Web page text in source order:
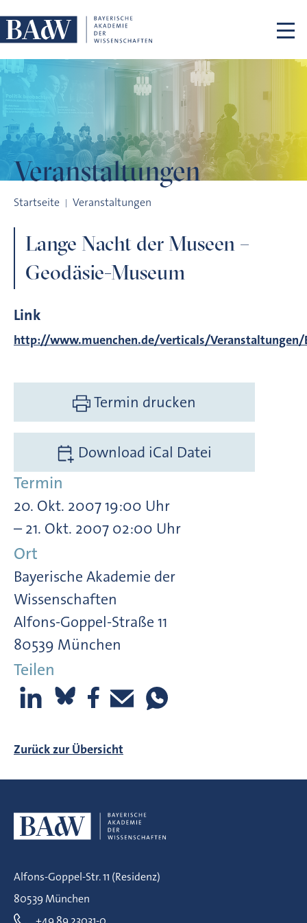
Veranstaltungen
Startseite Veranstaltungen
Lange Nacht der Museen –
Geodäsie-Museum
Link
http://www.muenchen.de/verticals/
Termin drucken
Download iCal Datei
Termin
20. Okt. 2007 19:00 Uhr
– 21. Okt. 2007 02:00 Uhr
Ort
Bayerische Akademie der
Wissenschaften
Alfons-Goppel-Straße 11
80539 München
Teilen
Zurück zur Übersicht
Alfons-Goppel-Str. 11 (Residenz)
80539 München